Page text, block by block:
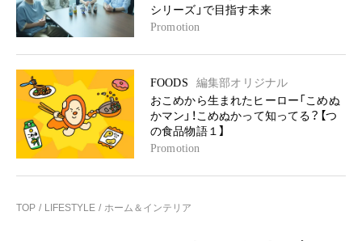
シリーズ」で目指す未来
Promotion
FOODS
編集部オリジナル
おこめから生まれたヒーロー「こめぬ
かマン」！こめぬかって知ってる？【つ
の食品物語１】
Promotion
TOP LIFESTYLE ホーム＆インテリア